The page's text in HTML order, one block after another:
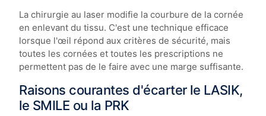
La chirurgie au laser modifie la courbure de la cornée
en enlevant du tissu. C'est une technique efficace
lorsque l'œil répond aux critères de sécurité, mais
toutes les cornées et toutes les prescriptions ne
permettent pas de le faire avec une marge suffisante.
Raisons courantes d'écarter le LASIK,
le SMILE ou la PRK